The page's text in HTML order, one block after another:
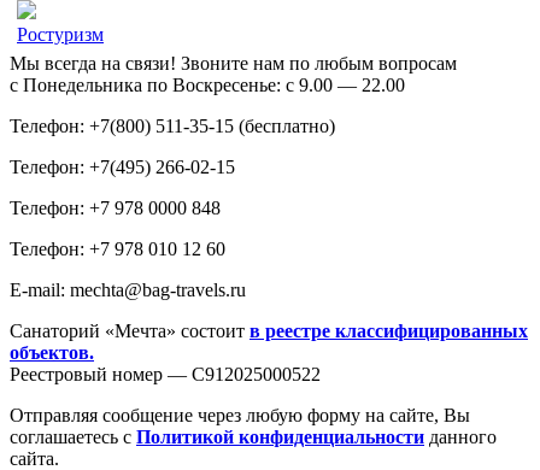
Ростуризм
Мы всегда на связи! Звоните нам по любым вопросам
с Понедельника по Воскресенье: с 9.00 — 22.00
Телефон: +7(800) 511-35-15 (бесплатно)
Телефон: +7(495) 266-02-15
Телефон: +7 978 0000 848
Телефон: +7 978 010 12 60
E-mail: mechta@bag-travels.ru
Санаторий «Мечта» состоит в реестре классифицированных
объектов.
Реестровый номер — С912025000522
Отправляя сообщение через любую форму на сайте, Вы
соглашаетесь с Политикой конфиденциальности данного
сайта.